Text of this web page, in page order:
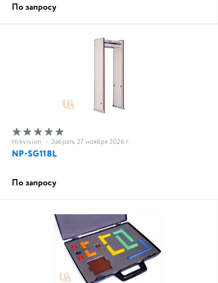
По запросу
Hikvision • Забрать 27 ноября 2026 г.
NP-SG118L
По запросу